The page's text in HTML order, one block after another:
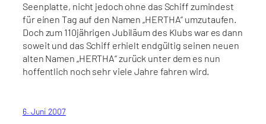
Seenplatte, nicht jedoch ohne das Schiff zumindest
für einen Tag auf den Namen „HERTHA“ umzutaufen.
Doch zum 110jährigen Jubiläum des Klubs war es dann
soweit und das Schiff erhielt endgültig seinen neuen
alten Namen „HERTHA“ zurück unter dem es nun
hoffentlich noch sehr viele Jahre fahren wird.
6. Juni 2007